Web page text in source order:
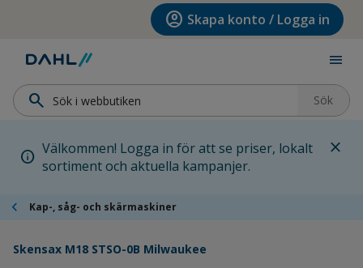
Hoppa till huvudinnehållet account_circle Skapa konto / Logga in
menu
search Sök
info Välkommen! Logga in för att se priser, lokalt
sortiment och aktuella kampanjer.
close
chevron_left Kap-, såg- och skärmaskiner
Skensax M18 STSO-0B Milwaukee